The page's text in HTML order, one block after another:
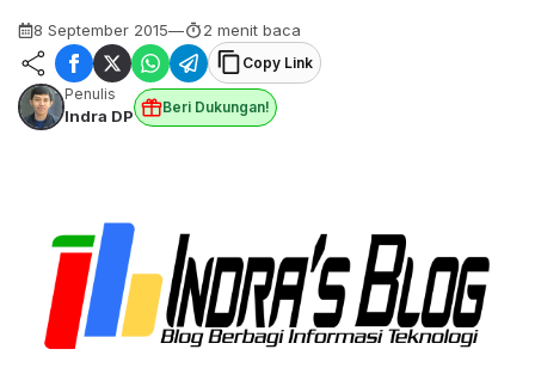
8 September 2015— 2 menit baca
Copy Link
Penulis
Indra DP Beri Dukungan!